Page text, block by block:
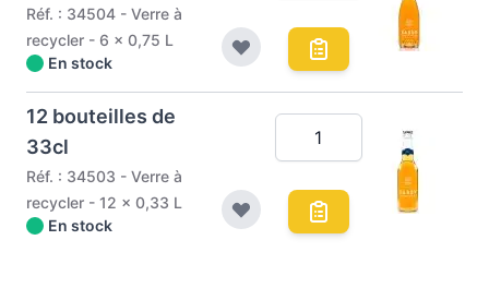
Réf. : 34504 - Verre à
recycler - 6 x 0,75 L
En stock
12 bouteilles de
33cl
Réf. : 34503 - Verre à
recycler - 12 x 0,33 L
En stock